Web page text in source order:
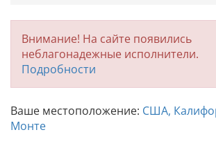
Внимание! На сайте появились
неблагонадежные исполнители.
Подробности
Ваше местоположение: США,
Монте